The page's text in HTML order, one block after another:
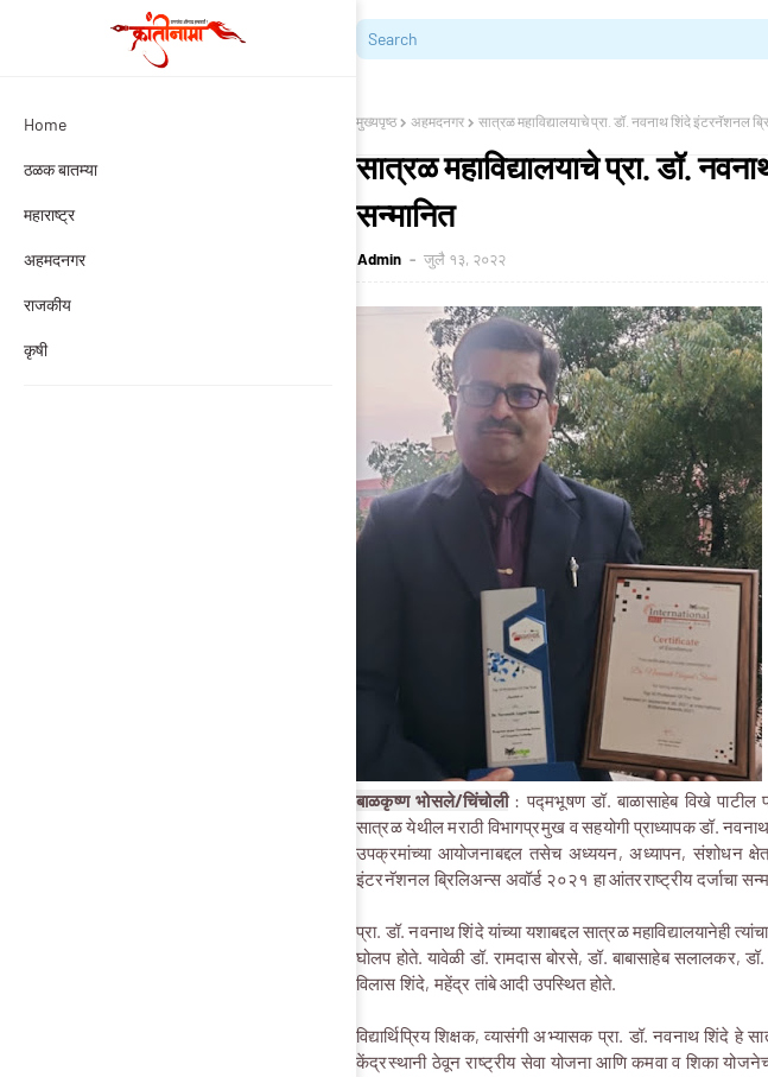
Home
ठळक बातम्या
महाराष्ट्र
अहमदनगर
राजकीय
कृषी
मुख्यपृष्ठ अहमदनगर सात्रळ महाविद्यालयाचे प्रा. डॉ. नवनाथ शिंदे इंटरनॅशनल
सात्रळ महाविद्यालयाचे प्रा. डॉ.
सन्मानित
Admin जुलै १३, २०२२
बाळकृष्ण भोसले/चिंचोली: पद्मभूषण डॉ. बाळासाहेब विखे पाटील
सात्रळ येथील मराठी विभागप्रमुख व सहयोगी प्राध्यापक डॉ.
उपक्रमांच्या आयोजनाबद्दल तसेच अध्ययन, अध्यापन, संशोधन
इंटरनॅशनल ब्रिलिअन्स अवॉर्ड २०२१ हा आंतरराष्ट्रीय दर्जाचा
प्रा. डॉ. नवनाथ शिंदे यांच्या यशाबद्दल सात्रळ महाविद्यालयानेही
घोलप होते. यावेळी डॉ. रामदास बोरसे, डॉ. बाबासाहेब सलालकर,
विलास शिंदे, महेंद्र तांबे आदी उपस्थित होते.
विद्यार्थिप्रिय शिक्षक, व्यासंगी अभ्यासक प्रा. डॉ. नवनाथ शिंदे हे
केंद्रस्थानी ठेवून राष्ट्रीय सेवा योजना आणि कमवा व शिका